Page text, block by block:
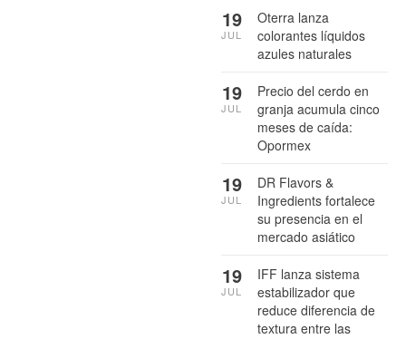
Oterra lanza
colorantes líquidos
azules naturales
19
JUL
Precio del cerdo en
granja acumula cinco
meses de caída:
Opormex
19
JUL
DR Flavors &
Ingredients fortalece
su presencia en el
mercado asiático
19
JUL
IFF lanza sistema
estabilizador que
reduce diferencia de
textura entre las
19
JUL